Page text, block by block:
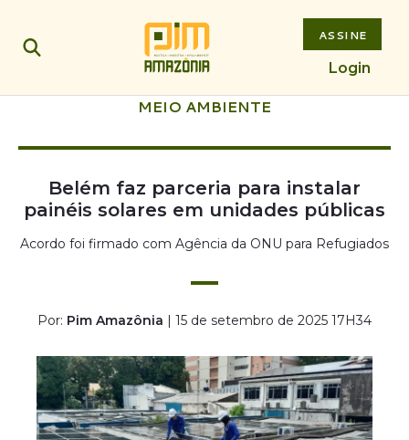
ASSINE
Login
MEIO AMBIENTE
Belém faz parceria para instalar
painéis solares em unidades públicas
Acordo foi firmado com Agência da ONU para Refugiados
Por: Pim Amazônia | 15 de setembro de 2025 17H34